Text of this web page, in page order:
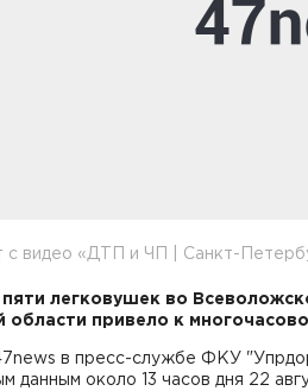
с видео «ДТП и ЧП | Санкт-
легковушек во
области привело к
в пресс-службе ФКУ
данным около 13 часов дня 22